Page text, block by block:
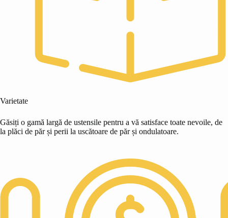
Varietate
Găsiți o gamă largă de ustensile pentru a vă satisface toate nevoile, de
la plăci de păr și perii la uscătoare de păr și ondulatoare.